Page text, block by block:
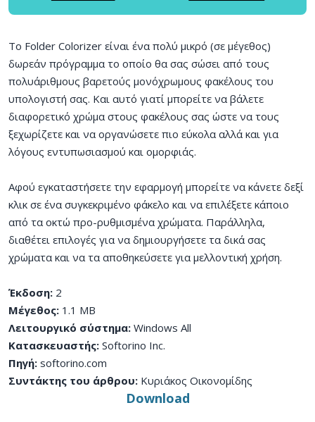
Το Folder Colorizer είναι ένα πολύ μικρό (σε μέγεθος)
δωρεάν πρόγραμμα το οποίο θα σας σώσει από τους
πολυάριθμους βαρετούς μονόχρωμους φακέλους του
υπολογιστή σας. Και αυτό γιατί μπορείτε να βάλετε
διαφορετικό χρώμα στους φακέλους σας ώστε να τους
ξεχωρίζετε και να οργανώσετε πιο εύκολα αλλά και για
λόγους εντυπωσιασμού και ομορφιάς.
Αφού εγκαταστήσετε την εφαρμογή μπορείτε να κάνετε δεξί
κλικ σε ένα συγκεκριμένο φάκελο και να επιλέξετε κάποιο
από τα οκτώ προ-ρυθμισμένα χρώματα. Παράλληλα,
διαθέτει επιλογές για να δημιουργήσετε τα δικά σας
χρώματα και να τα αποθηκεύσετε για μελλοντική χρήση.
Έκδοση: 2
Μέγεθος: 1.1 MB
Λειτουργικό σύστημα: Windows All
Κατασκευαστής: Softorino Inc.
Πηγή: softorino.com
Συντάκτης του άρθρου: Κυριάκος Οικονομίδης
Download